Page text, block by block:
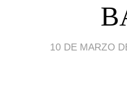
10 DE MARZO